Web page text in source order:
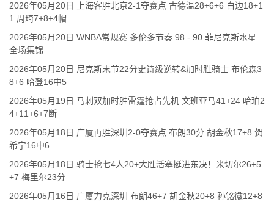
2026年05月20日 上海客胜北京2-1夺赛点 古德温28+6+6 白边18+1
1 周琦7+8+4帽
2026年05月20日 WNBA常规赛 多伦多节奏 98 - 90 菲尼克斯水星
全场集锦
2026年05月20日 尼克斯末节22分史诗级逆转&加时胜骑士 布伦森3
8+6 哈登16中5
2026年05月19日 马刺双加时胜雷霆抢占先机 文班亚马41+24 哈珀2
4+11+6+7断
2026年05月18日 广厦再胜深圳2-0夺赛点 布朗30分 胡金秋17+8 贺
希宁16中6
2026年05月18日 骑士抢七4人20+大胜活塞挺进东决！米切尔26+5
+7 梅里尔23分
2026年05月16日 广厦力克深圳 布朗46+7 胡金秋20+8 孙铭徽12+8